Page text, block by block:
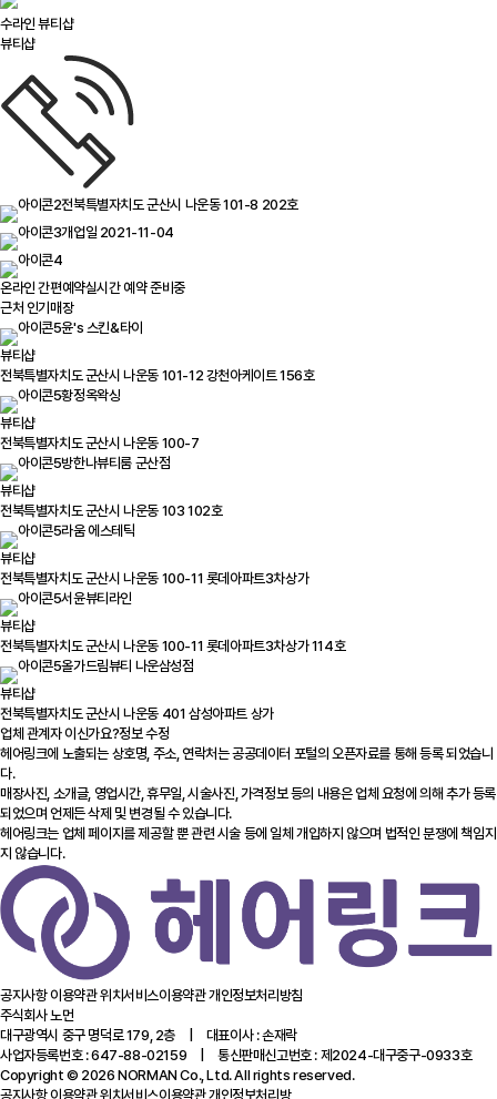
수라인 뷰티샵
뷰티샵
전북특별자치도 군산시 나운동 101-8 202호
개업일 2021-11-04
온라인 간편예약실시간 예약 준비중
근처 인기매장
윤's 스킨&타이
뷰티샵
전북특별자치도 군산시 나운동 101-12 강천아케이트 156호
황정옥왁싱
뷰티샵
전북특별자치도 군산시 나운동 100-7
방한나뷰티룸 군산점
뷰티샵
전북특별자치도 군산시 나운동 103 102호
라움 에스테틱
뷰티샵
전북특별자치도 군산시 나운동 100-11 롯데아파트3차상가
서윤뷰티라인
뷰티샵
전북특별자치도 군산시 나운동 100-11 롯데아파트3차상가 114호
올가드림뷰티 나운삼성점
뷰티샵
전북특별자치도 군산시 나운동 401 삼성아파트 상가
업체 관계자 이신가요?정보 수정
헤어링크에 노출되는 상호명, 주소, 연락처는 공공데이터 포털의 오픈자료를 통해 등록 되었습니
다.
매장사진, 소개글, 영업시간, 휴무일, 시술사진, 가격정보 등의 내용은 업체 요청에 의해 추가 등록
되었으며 언제든 삭제 및 변경될 수 있습니다.
헤어링크는 업체 페이지를 제공할 뿐 관련 시술 등에 일체 개입하지 않으며 법적인 분쟁에 책임지
지 않습니다.
공지사항이용약관위치서비스이용약관개인정보처리방침
주식회사 노먼
대구광역시 중구 명덕로 179, 2층 | 대표이사 : 손재락
사업자등록번호 : 647-88-02159 | 통신판매신고번호 : 제2024-대구중구-0933호
Copyright © 2026 NORMAN Co., Ltd. All rights reserved.
공지사항이용약관위치서비스이용약관개인정보처리방